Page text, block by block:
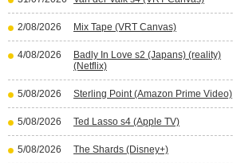
2/08/2026 Mix Tape (VRT Canvas)
4/08/2026
Badly In Love s2 (Japans) (reality)
(Netflix)
5/08/2026 Sterling Point (Amazon Prime Video)
5/08/2026 Ted Lasso s4 (Apple TV)
5/08/2026 The Shards (Disney+)